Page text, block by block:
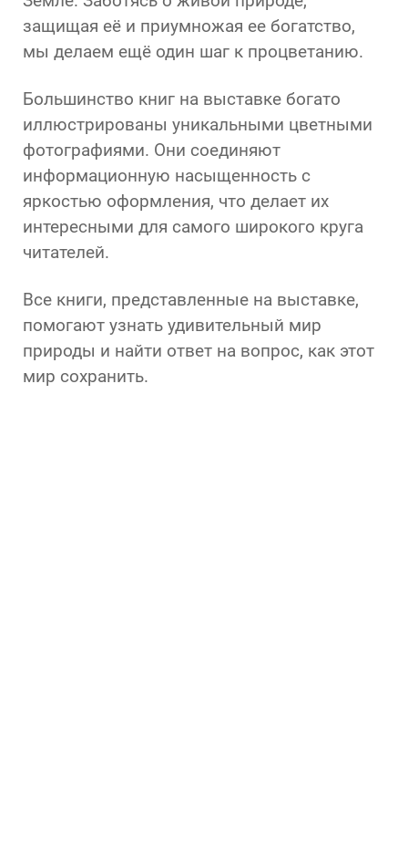
защищая её и приумножая ее богатство,
мы делаем ещё один шаг к процветанию.
Большинство книг на выставке богато
иллюстрированы уникальными цветными
фотографиями. Они соединяют
информационную насыщенность с
яркостью оформления, что делает их
интересными для самого широкого круга
читателей.
Все книги, представленные на выставке,
помогают узнать удивительный мир
природы и найти ответ на вопрос, как этот
мир сохранить.